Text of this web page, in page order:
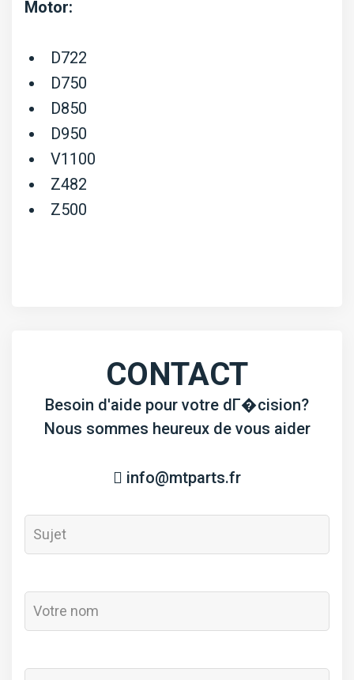
Motor:
D722
D750
D850
D950
V1100
Z482
Z500
CONTACT
Besoin d'aide pour votre dГ�cision?
Nous sommes heureux de vous aider
info@mtparts.fr